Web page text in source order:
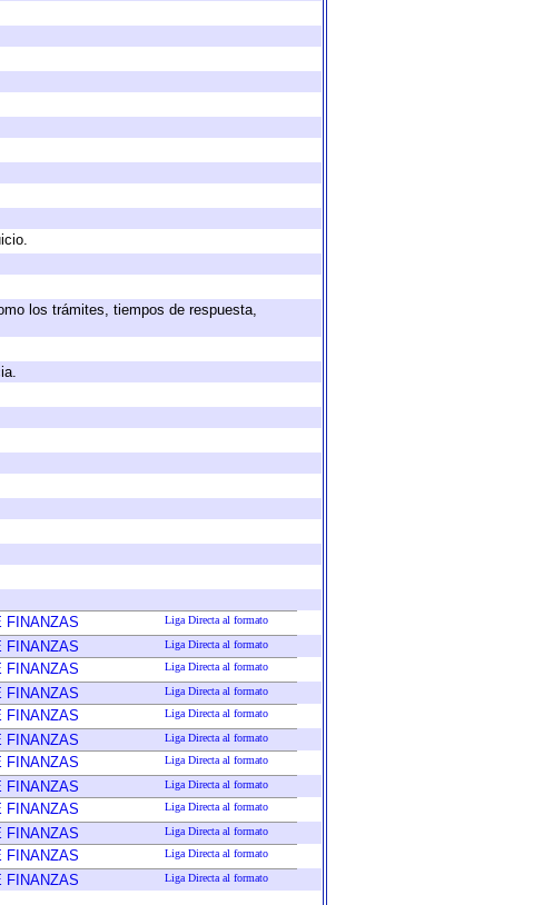
los trámites, tiempos de respuesta,
FINANZAS Liga Directa al formato
FINANZAS Liga Directa al formato
FINANZAS Liga Directa al formato
FINANZAS Liga Directa al formato
FINANZAS Liga Directa al formato
FINANZAS Liga Directa al formato
FINANZAS Liga Directa al formato
FINANZAS Liga Directa al formato
FINANZAS Liga Directa al formato
FINANZAS Liga Directa al formato
FINANZAS Liga Directa al formato
FINANZAS Liga Directa al formato